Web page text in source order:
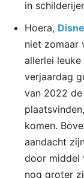
in
Hoera,
niet zomaar
allerlei
verjaardag
van 2022
komen.
aandacht
door middel
nog groter